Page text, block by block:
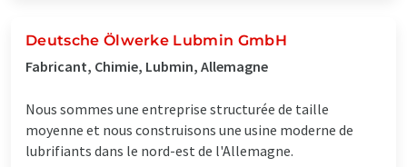
Deutsche Ölwerke Lubmin GmbH
Fabricant, Chimie, Lubmin, Allemagne
Nous sommes une entreprise structurée de taille
moyenne et nous construisons une usine moderne de
lubrifiants dans le nord-est de l'Allemagne.